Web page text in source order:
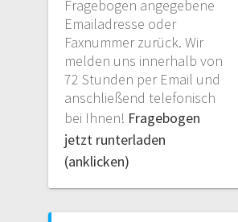
Fragebogen angegebene
Emailadresse oder
Faxnummer zurück. Wir
melden uns innerhalb von
72 Stunden per Email und
anschließend telefonisch
bei Ihnen! Fragebogen
jetzt runterladen
(anklicken)